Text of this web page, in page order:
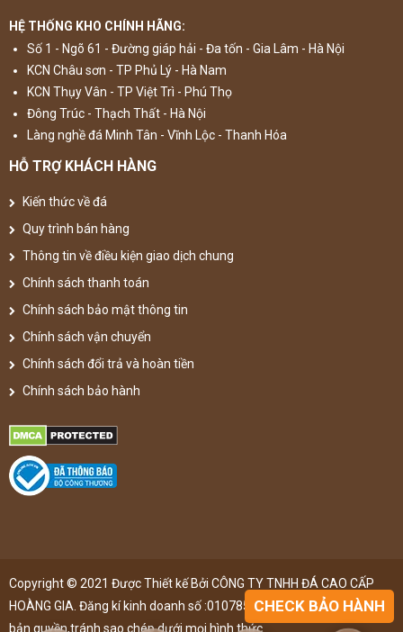
HỆ THỐNG KHO CHÍNH HÃNG:
Số 1 - Ngõ 61 - Đường giáp hải - Đa tốn - Gia Lâm - Hà Nội
KCN Châu sơn - TP Phủ Lý - Hà Nam
KCN Thụy Vân - TP Việt Trì - Phú Thọ
Đông Trúc - Thạch Thất - Hà Nội
Làng nghề đá Minh Tân - Vĩnh Lộc - Thanh Hóa
HỖ TRỢ KHÁCH HÀNG
Kiến thức về đá
Quy trình bán hàng
Thông tin về điều kiện giao dịch chung
Chính sách thanh toán
Chính sách bảo mật thông tin
Chính sách vận chuyển
Chính sách đổi trả và hoàn tiền
Chính sách bảo hành
Copyright © 2021 Được Thiết kế Bởi CÔNG TY TNHH ĐÁ CAO CẤP
HOÀNG GIA. Đăng kí kinh doanh số :0107851148 ,đã được đăng kí
bản quyền,tránh sao chép dưới mọi hình thức
CHECK BẢO HÀNH